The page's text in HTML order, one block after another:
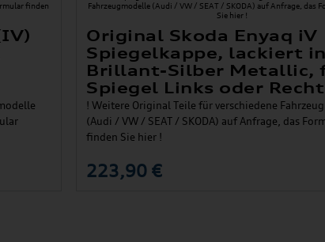
Original Skoda Enyaq iV
Spiegelkappe, lackiert in
Brillant-Silber Metallic,
Spiegel Links oder
! Weitere Original Teile für verschiedene
(Audi / VW / SEAT / SKODA) auf Anfrage, das
finden Sie hier !
223,90 €